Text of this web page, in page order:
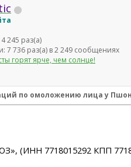
245 раз(а)
7 736 раз(а) в 2 249 сообщениях
горят ярче, чем солнце!
по омоложению лица у
(ИНН 7718015292 КПП